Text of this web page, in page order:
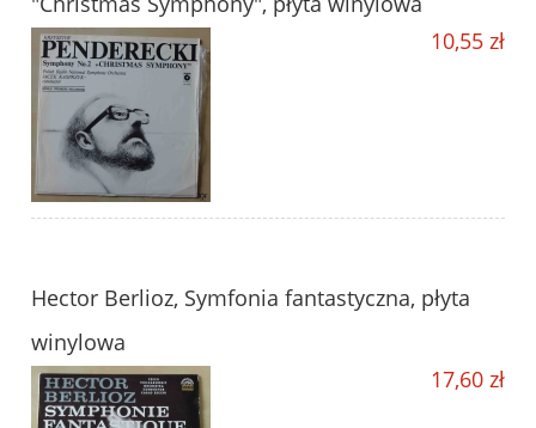
10,55 zł
Hector Berlioz, Symfonia fantastyczna, płyta
winylowa
17,60 zł